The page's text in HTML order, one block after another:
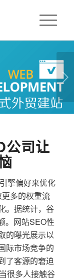
一页
1 2
公司让
擎偏好来优化
多的权重流
。据统计，谷
。网站SEO性
的曝光展示以
际市场竞争的
了客源的窘迫
很多人接触谷